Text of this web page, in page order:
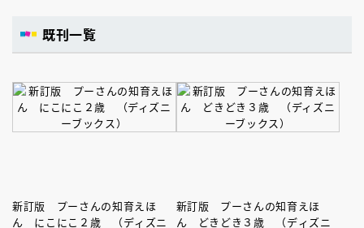
既刊一覧
新訂版 プーさんの知育えほ
ん にこにこ２歳 （ディズニ
新訂版 プーさんの知育えほ
ん どきどき３歳 （ディズニ